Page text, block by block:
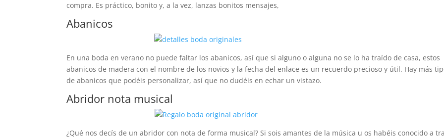
compra. Es práctico, bonito y, a la vez, lanzas bonitos mensajes,
Abanicos
En una boda en verano no puede faltar los abanicos, así que si alguno o alguna no se lo ha traído de casa, estos
abanicos de madera con el nombre de los novios y la fecha del enlace es un recuerdo precioso y útil. Hay más
de abanicos que podéis personalizar, así que no dudéis en echar un vistazo.
Abridor nota musical
¿Qué nos decís de un abridor con nota de forma musical? Si sois amantes de la música u os habéis conocido a